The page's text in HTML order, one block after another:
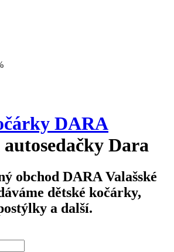
Dara
obchod DARA Valašské
dětské kočárky,
a další.